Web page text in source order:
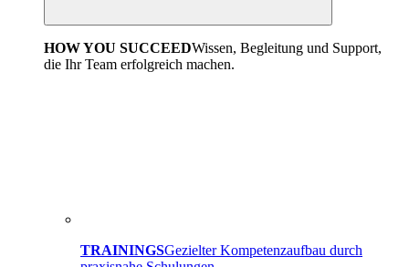
HOW YOU SUCCEEDWissen, Begleitung und Support,
die Ihr Team erfolgreich machen.
TRAININGSGezielter Kompetenzaufbau durch